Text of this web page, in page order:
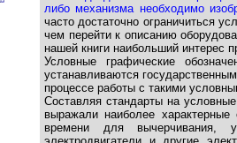
либо механизма необходимо
часто достаточно ограничиться
чем перейти к описанию
нашей книги наибольший интерес
Условные графические
устанавливаются
процессе работы с такими
Составляя стандарты на
выражали наиболее
времени для вычерчивания,